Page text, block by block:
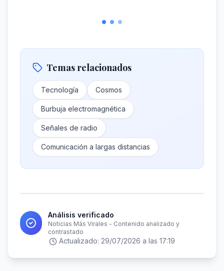
Temas relacionados
Tecnología Cosmos
Burbuja electromagnética
Señales de radio
Comunicación a largas distancias
Análisis verificado
Noticias Más Virales - Contenido analizado y
contrastado
Actualizado: 29/07/2026 a las 17:19